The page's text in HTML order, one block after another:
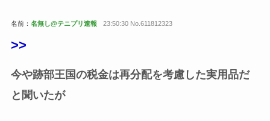
名前： 名無し@テニプリ速報 23:50:30 No.611812323
>>
今や跡部王国の税金は再分配を考慮した実用品だ
と聞いたが